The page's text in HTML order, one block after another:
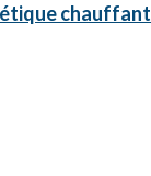
chauffant